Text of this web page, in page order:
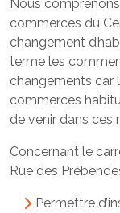
Nous
commerces du
changement
terme les
changements car
commerces
de venir dans ces
Concernant le
Rue des
Permettre